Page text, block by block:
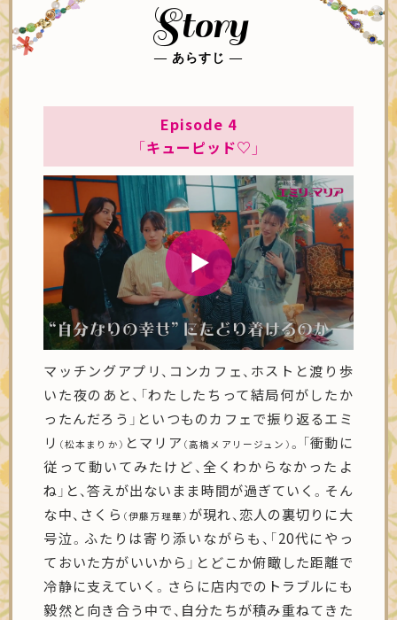
Story
― あらすじ ―
Episode 4
「キューピッド♡」
マッチングアプリ、コンカフェ、ホストと渡り歩
いた夜のあと、「わたしたちって結局何がしたか
ったんだろう」といつものカフェで振り返るエミ
リ （松本まりか） とマリア （高橋メアリージュン） 。「衝動に
従って動いてみたけど、全くわからなかったよ
ね」と、答えが出ないまま時間が過ぎていく。そん
な中、さくら （伊藤万理華） が現れ、恋人の裏切りに大
号泣。ふたりは寄り添いながらも、「20代にやっ
ておいた方がいいから」とどこか俯瞰した距離で
冷静に支えていく。さらに店内でのトラブルにも
毅然と向き合う中で、自分たちが積み重ねてきた